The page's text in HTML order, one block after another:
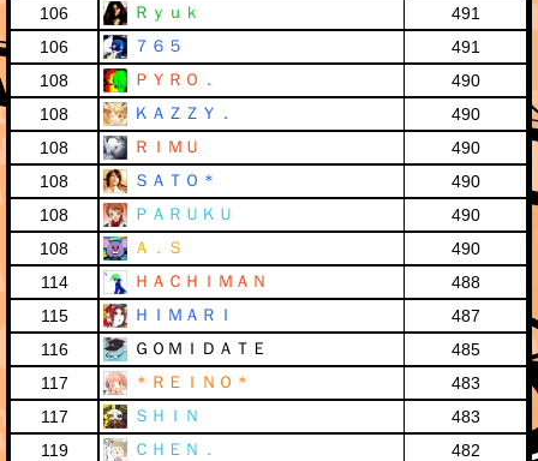
106
Ｒｙｕｋ
491
106
７６５
491
108
ＰＹＲＯ．
490
108
ＫＡＺＺＹ．
490
108
ＲＩＭＵ
490
108
ＳＡＴＯ＊
490
108
ＰＡＲＵＫＵ
490
108
Ａ．Ｓ
490
114
ＨＡＣＨＩＭＡＮ
488
115
ＨＩＭＡＲＩ
487
116
ＧＯＭＩＤＡＴＥ
485
117
＊ＲＥＩＮＯ＊
483
117
ＳＨＩＮ
483
119
ＣＨＥＮ．
482